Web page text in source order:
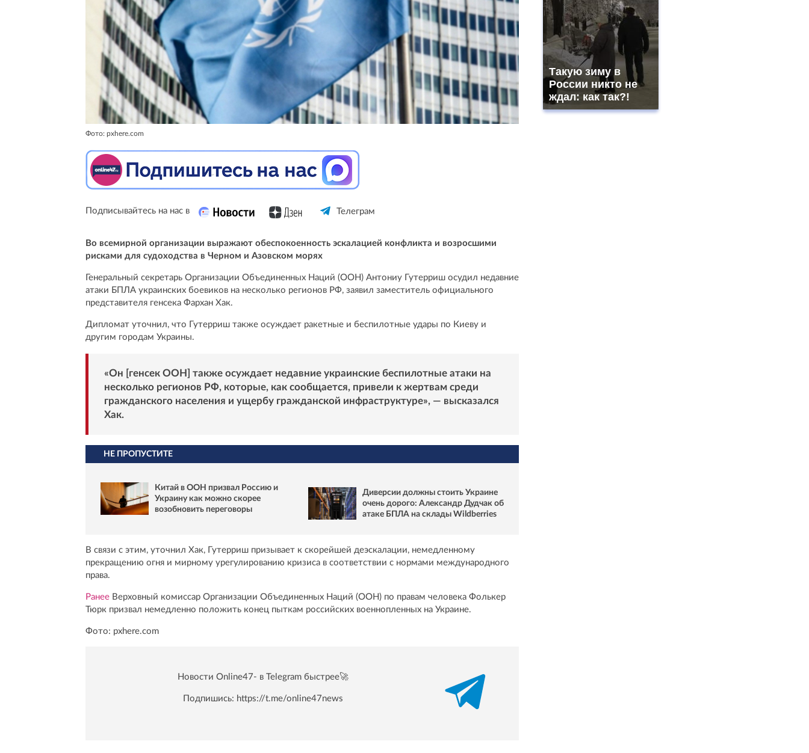
Фото: pxhere.com
Подписывайтесь на нас в Телеграм
Во всемирной организации выражают обеспокоенность эскалацией конфликта и возросшими
рисками для судоходства в Черном и Азовском морях
Генеральный секретарь Организации Объединенных Наций (ООН) Антониу Гутерриш осудил недавние
атаки БПЛА украинских боевиков на несколько регионов РФ, заявил заместитель официального
представителя генсека Фархан Хак.
Дипломат уточнил, что Гутерриш также осуждает ракетные и беспилотные удары по Киеву и
другим городам Украины.
«Он [генсек ООН] также осуждает недавние украинские беспилотные атаки на
несколько регионов РФ, которые, как сообщается, привели к жертвам среди
гражданского населения и ущербу гражданской инфраструктуре», — высказался
Хак.
НЕ ПРОПУСТИТЕ
Китай в ООН призвал Россию и
Украину как можно скорее
возобновить переговоры
Диверсии должны стоить Украине
очень дорого: Александр Дудчак об
атаке БПЛА на склады Wildberries
В связи с этим, уточнил Хак, Гутерриш призывает к скорейшей деэскалации, немедленному
прекращению огня и мирному урегулированию кризиса в соответствии с нормами международного
права.
Ранее Верховный комиссар Организации Объединенных Наций (ООН) по правам человека Фолькер
Тюрк призвал немедленно положить конец пыткам российских военнопленных на Украине.
Фото: pxhere.com
Новости Online47- в Telegram быстрее🚀
Подпишись: https://t.me/online47news
Такую зиму в
России никто не
ждал: как так?!